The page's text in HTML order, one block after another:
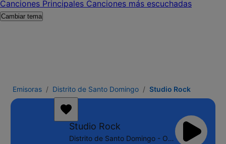
Canciones Principales Canciones más escuchadas
Cambiar tema
Emisoras Distrito de Santo Domingo Studio Rock
Studio Rock
Distrito de Santo Domingo - Online